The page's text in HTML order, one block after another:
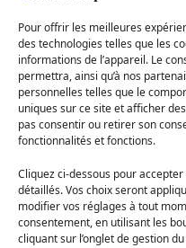
Pour offrir les meilleures
des technologies telles que les
informations de l’appareil. Le
permettra, ainsi qu’à nos
personnelles telles que le
uniques sur ce site et afficher
pas consentir ou retirer son
fonctionnalités et fonctions.
Cliquez ci-dessous pour
détaillés. Vos choix seront
modifier vos réglages à tout
consentement, en utilisant les
cliquant sur l’onglet de gestion
Nombre de pièces : 200,
Dimensions : 200 pièces
28cm) et 500 pièces
Matériau : Papier de haute
Boîte incluse
Idéal pour la détente et la
UGS :
Catégories : Accessoire
Mon